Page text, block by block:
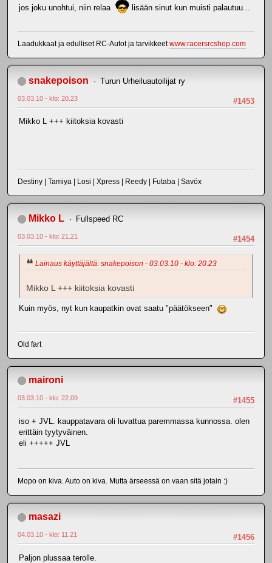
jos joku unohtui, niin relaa lisään sinut kun muisti palautuu...
Laadukkaat ja edulliset RC-Autot ja tarvikkeetwww.racersrcshop.com
snakepoison Turun Urheiluautoilijat ry
#1453
03.03.10 - klo: 20.23
Mikko L +++ kiitoksia kovasti
Destiny | Tamiya | Losi | Xpress | Reedy | Futaba | Savöx
Mikko L Fullspeed RC
#1454
03.03.10 - klo: 21.21
Lainaus käyttäjältä: snakepoison - 03.03.10 - klo: 20.23
Mikko L +++ kiitoksia kovasti
Kuin myös, nyt kun kaupatkin ovat saatu "päätökseen"
Old fart
maironi
#1455
03.03.10 - klo: 22.09
iso + JVL. kauppatavara oli luvattua paremmassa kunnossa. olen
erittäin tyytyväinen.
eli +++++ JVL
Mopo on kiva. Auto on kiva. Mutta ärseessä on vaan sitä jotain :)
masazi
#1456
04.03.10 - klo: 11.21
Paljon plussaa terolle.